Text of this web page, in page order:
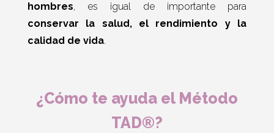
hombres, es igual de importante para
conservar la salud, el rendimiento y la
calidad de vida.
¿Cómo te ayuda el Método
TAD®?